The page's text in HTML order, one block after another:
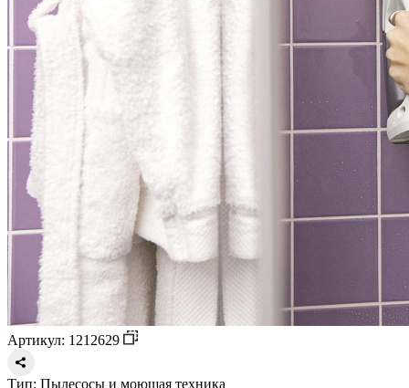
Артикул: 1212629
Тип: Пылесосы и моющая техника